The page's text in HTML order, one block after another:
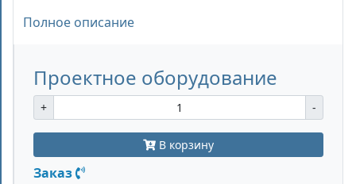
Полное описание
Проектное оборудование
+ -
В корзину
Заказ